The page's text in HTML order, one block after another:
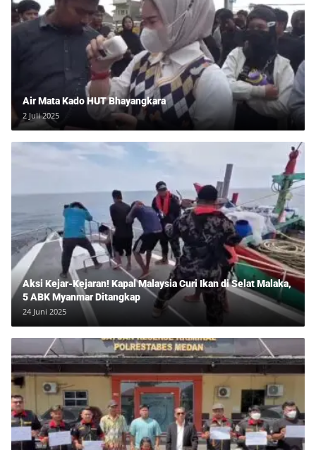
Air Mata Kado HUT Bhayangkara
2 Juli 2025
Aksi Kejar-Kejaran! Kapal Malaysia Curi Ikan di Selat Malaka,
5 ABK Myanmar Ditangkap
24 Juni 2025